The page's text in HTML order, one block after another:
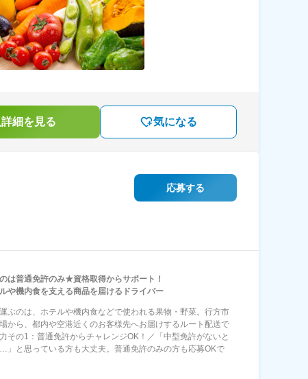
細を見る 気になる
応募する
は普通免許のみ★資格取得からサポート！
や機内食を支える商品を届けるドライバー
ぶのは、ホテルや機内食などで使われる果物・野菜。行方市
から、都内や空港近くのお客様先へお届けするルート配送で
その1：普通免許からチャレンジOK！／「中型免許がないと
」と思っている方も大丈夫。普通免許のみの方も応募OKで